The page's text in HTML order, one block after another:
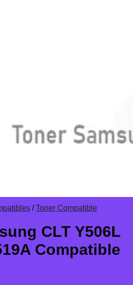
/ Toner Compatible
CLT Y506L
Compatible